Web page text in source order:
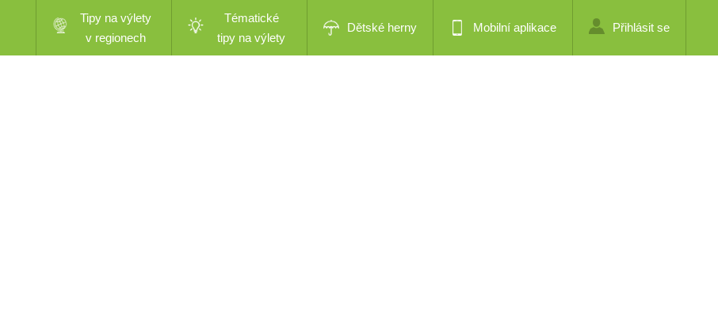
Tipy na výlety
v regionech
Tématické
tipy na výlety
Dětské herny Mobilní aplikace Přihlásit se